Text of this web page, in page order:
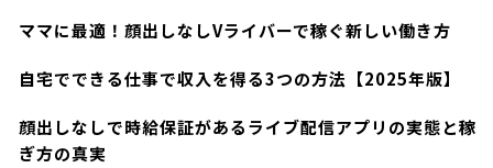
ママに最適！顔出しなしVライバーで稼ぐ新しい働き方
自宅でできる仕事で収入を得る3つの方法【2025年版】
顔出しなしで時給保証があるライブ配信アプリの実態と稼
ぎ方の真実